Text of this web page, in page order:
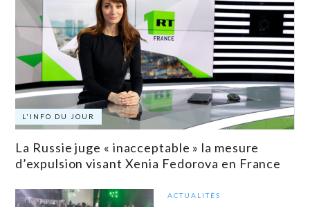
L'INFO DU JOUR
La Russie juge « inacceptable » la mesure
d’expulsion visant Xenia Fedorova en France
ACTUALITÉS